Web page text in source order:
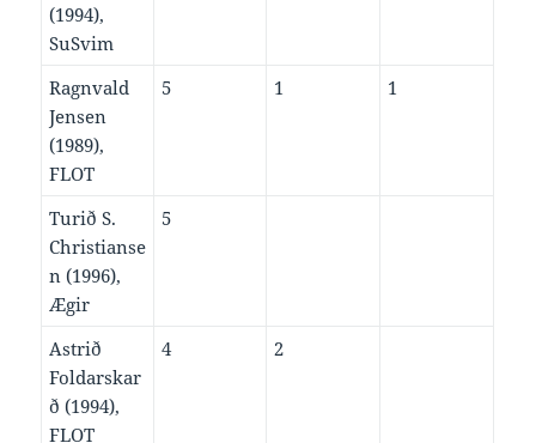
(1994),
SuSvim
Ragnvald
Jensen
(1989),
FLOT
5 1 1
Turið S.
Christianse
n (1996),
Ægir
5
Astrið
Foldarskar
ð (1994),
FLOT
4 2